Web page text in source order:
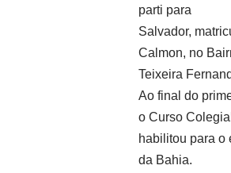
parti para
Salvador,
Calmon, no
Teixeira
Ao final do
o Curso
habilitou para o
da Bahia.